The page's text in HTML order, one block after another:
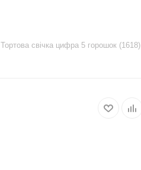
Тортова свічка цифра 5 горошок (1618)